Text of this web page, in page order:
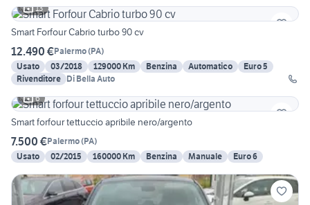
13
Smart Forfour Cabrio turbo 90 cv
12.490 €Palermo(PA)
Usato
03/2018 129000 Km Benzina Automatico
Euro 5
Rivenditore Di Bella Auto
6
Smart forfour tettuccio apribile nero/argento
7.500 €Palermo(PA)
Usato
02/2015 160000 Km Benzina Manuale Euro 6